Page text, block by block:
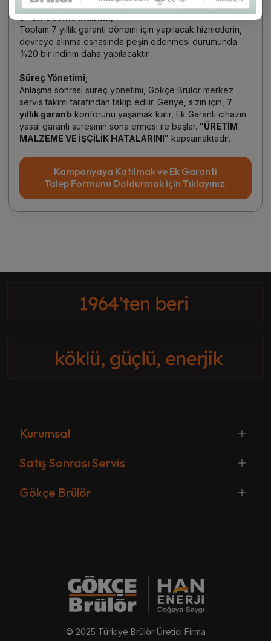
3- Ön Ödeme İndirimi;
Toplam 7 yıllık garanti dönemi için yapılacak hizmetlerin,
devreye alınma esnasında peşin ödenmesi durumunda
%20 bir indirim daha yapılacaktır.
Süreç Yönetimi;
Anlaşma sonrası süreç yönetimi, Gökçe Brülör merkez
servis takımı tarafından takip edilir. Geriye, sizin için, 7
yıllık garanti konforunu yaşamak kalır, Ek Garanti cihazın
yasal garanti süresinin sona ermesi ile başlar. "ÜRETİM
MALZEME VE İŞÇİLİK HATALARINI" kapsamaktadır.
Kampanyaya Katılmak ve Ek Garanti
Talep Formunu Doldurmak için Tıklayınız.
Kurumsal
Satış Sonrası Servis
Gökçe Brülör
© 2025 Türkiye Brülör Üretici Firma